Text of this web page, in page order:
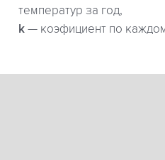
температур за год,
k — коэфициент по